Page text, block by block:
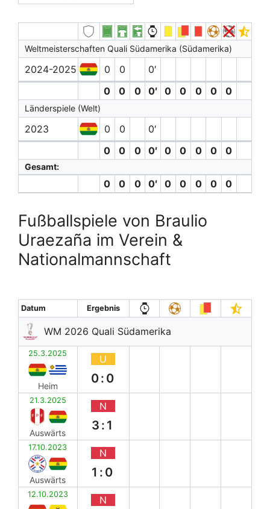
Weltmeisterschaften Quali Südamerika (Südamerika)
2024-2025 0 0
0′
0
0 0 0′ 0 0 0 0 0
Länderspiele (Welt)
2023 0 0
0′
0
0 0 0′ 0 0 0 0 0
Gesamt:
0 0 0 0′ 0 0 0 0 0
Fußballspiele von Braulio
Uraezaña im Verein &
Nationalmannschaft
Datum Ergebnis
WM 2026 Quali Südamerika
25.3.2025
Heim
U
0:0
21.3.2025
Auswärts
N
3:1
17.10.2023
Auswärts
N
1:0
12.10.2023 N